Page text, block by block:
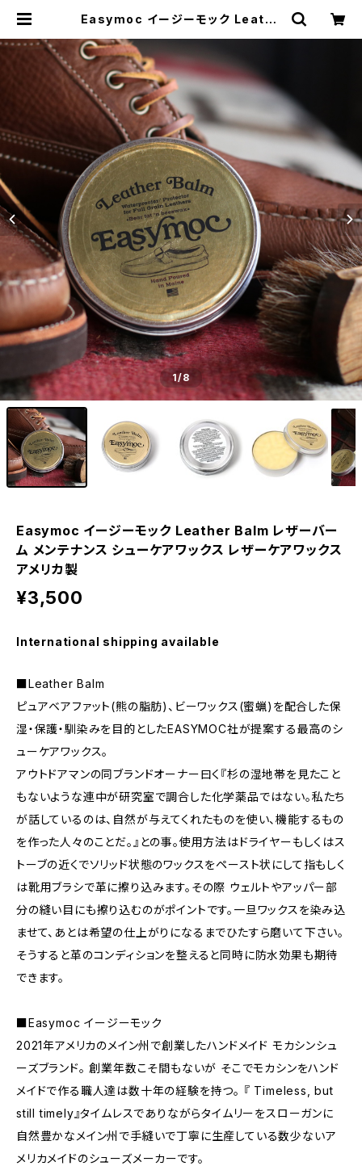
Easymoc イージーモック Leathe
シューケアワックス レザーケアワック
ス アメリカ製 | MAVAZI マバジ
1/8
Easymoc イージーモック Leather Balm レザーバー
ム メンテナンス シューケアワックス レザーケアワックス
アメリカ製
¥3,500
International shipping available
■Leather Balm
ピュアベアファット(熊の脂肪)、ビーワックス(蜜蝋)を配合した保
湿・保護・馴染みを目的としたEASYMOC社が提案する最高のシ
ューケアワックス。
アウトドアマンの同ブランドオーナー曰く『杉の湿地帯を見たこと
もないような連中が研究室で調合した化学薬品ではない。私たち
が話しているのは、自然が与えてくれたものを使い、機能するもの
を作った人々のことだ。』との事。使用方法はドライヤーもしくはス
トーブの近くでソリッド状態のワックスをペースト状にして指もしく
は靴用ブラシで革に擦り込みます。その際 ウェルトやアッパー部
分の縫い目にも擦り込むのがポイントです。一旦ワックスを染み込
ませて、あとは希望の仕上がりになるまでひたすら磨いて下さい。
そうすると革のコンディションを整えると同時に防水効果も期待
できます。
■Easymoc イージーモック
2021年アメリカのメイン州で創業したハンドメイド モカシンシュ
ーズブランド。 創業年数こそ間もないが そこでモカシンをハンド
メイドで作る職人達は数十年の経験を持つ。 『 Timeless, but
still timely』タイムレスでありながらタイムリーをスローガンに
自然豊かなメイン州で手縫いで丁寧に生産している数少ないア
メリカメイドのシューズメーカーです。